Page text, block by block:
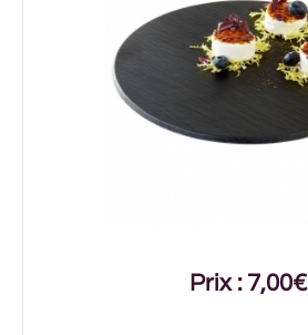
Prix : 7,00€